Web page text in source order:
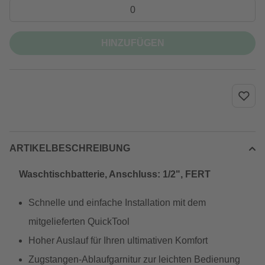
ARTIKELBESCHREIBUNG
Waschtischbatterie, Anschluss: 1/2", FERT
Schnelle und einfache Installation mit dem
mitgelieferten QuickTool
Hoher Auslauf für Ihren ultimativen Komfort
Zugstangen-Ablaufgarnitur zur leichten Bedienung